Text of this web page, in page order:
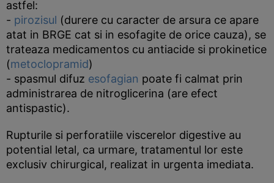
astfel:
- pirozisul (durere cu caracter de arsura ce apare
atat in BRGE cat si in esofagite de orice cauza), se
trateaza medicamentos cu antiacide si prokinetice
(metoclopramid)
- spasmul difuz esofagian poate fi calmat prin
administrarea de nitroglicerina (are efect
antispastic).
Rupturile si perforatiile viscerelor digestive au
potential letal, ca urmare, tratamentul lor este
exclusiv chirurgical, realizat in urgenta imediata.